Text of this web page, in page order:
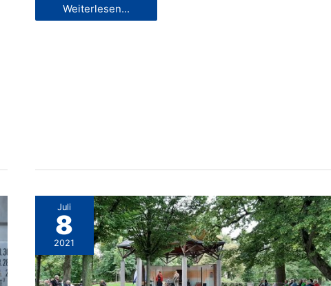
Konzert
im
Weiterlesen...
Juli
8
2021